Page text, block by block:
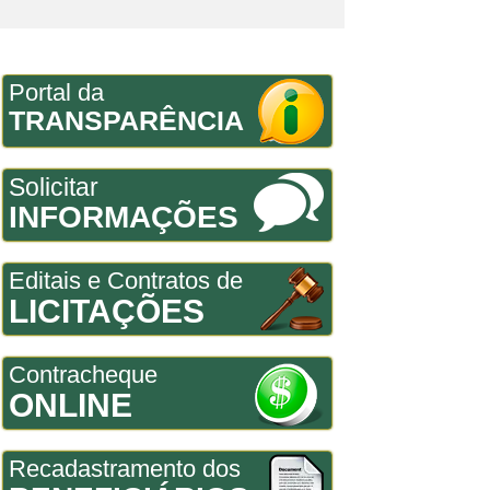
Portal da
TRANSPARÊNCIA
Solicitar
INFORMAÇÕES
Editais e Contratos de
LICITAÇÕES
Contracheque
ONLINE
Recadastramento dos